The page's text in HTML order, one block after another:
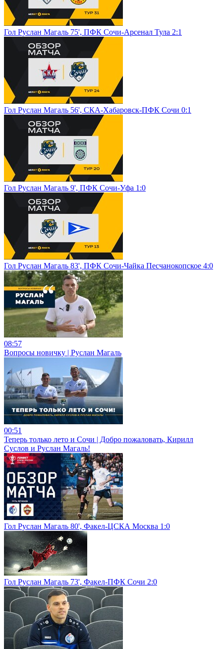
Гол Руслан Магаль 75', ПФК Сочи-Арсенал Тула 2:1
Гол Руслан Магаль 56', СКА-Хабаровск-ПФК Сочи 0:1
Гол Руслан Магаль 9', ПФК Сочи-Уфа 1:0
Гол Руслан Магаль 83', ПФК Сочи-Чайка Песчанокопское 4:0
08:57
Вопросы новичку | Руслан Магаль
00:51
Теперь только лето и Сочи | Добро пожаловать, Кирилл
Суслов и Руслан Магаль!
Гол Руслан Магаль 80', Факел-ЦСКА Москва 1:0
Гол Руслан Магаль 73', Факел-ПФК Сочи 2:0